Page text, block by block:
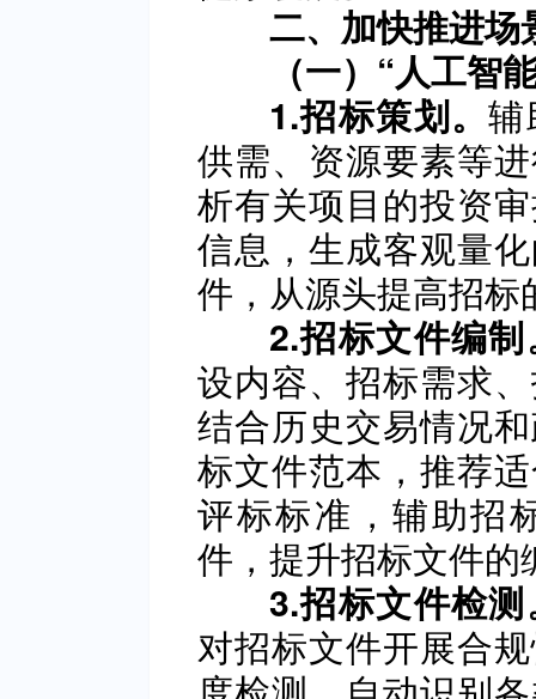
二、加快推进场
（一）“人工智
1.招标策划。
供需、资源要素等
析有关项目的投资
信息，生成客观量
件，从源头提高招
2.招标文件编
设内容、招标需求
结合历史交易情况
标文件范本，推荐
评标标准，辅助招
件，提升招标文件的
3.招标文件检
对招标文件开展合